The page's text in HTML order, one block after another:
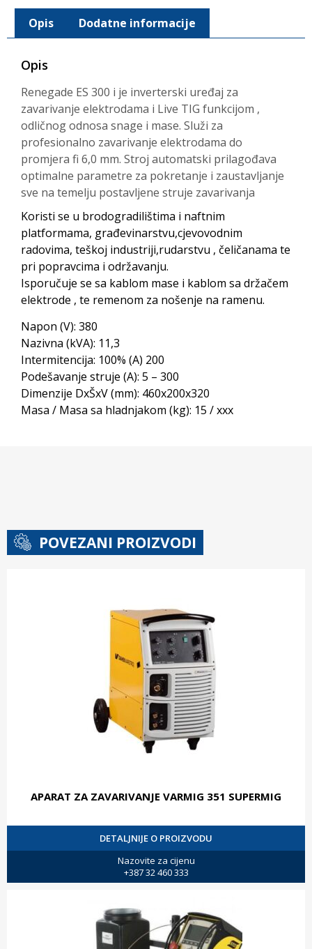
Opis Dodatne informacije
Opis
Renegade ES 300 i je inverterski uređaj za
zavarivanje elektrodama i Live TIG funkcijom ,
odličnog odnosa snage i mase. Služi za
profesionalno zavarivanje elektrodama do
promjera fi 6,0 mm. Stroj automatski prilagođava
optimalne parametre za pokretanje i zaustavljanje
sve na temelju postavljene struje zavarivanja
Koristi se u brodogradilištima i naftnim
platformama, građevinarstvu,cjevovodnim
radovima, teškoj industriji,rudarstvu , čeličanama te
pri popravcima i održavanju.
Isporučuje se sa kablom mase i kablom sa držačem
elektrode , te remenom za nošenje na ramenu.
Napon (V): 380
Nazivna (kVA): 11,3
Intermitencija: 100% (A) 200
Podešavanje struje (A): 5 – 300
Dimenzije DxŠxV (mm): 460x200x320
Masa / Masa sa hladnjakom (kg): 15 / xxx
POVEZANI PROIZVODI
APARAT ZA ZAVARIVANJE VARMIG 351 SUPERMIG
DETALJNIJE O PROIZVODU
Nazovite za cijenu
+387 32 460 333